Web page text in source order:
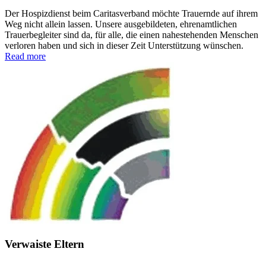
Der Hospizdienst beim Caritasverband möchte Trauernde auf ihrem
Weg nicht allein lassen. Unsere ausgebildeten, ehrenamtlichen
Trauerbegleiter sind da, für alle, die einen nahestehenden Menschen
verloren haben und sich in dieser Zeit Unterstützung wünschen.
Read more
Verwaiste Eltern